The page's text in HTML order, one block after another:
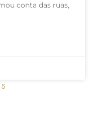
conta das ruas,
5